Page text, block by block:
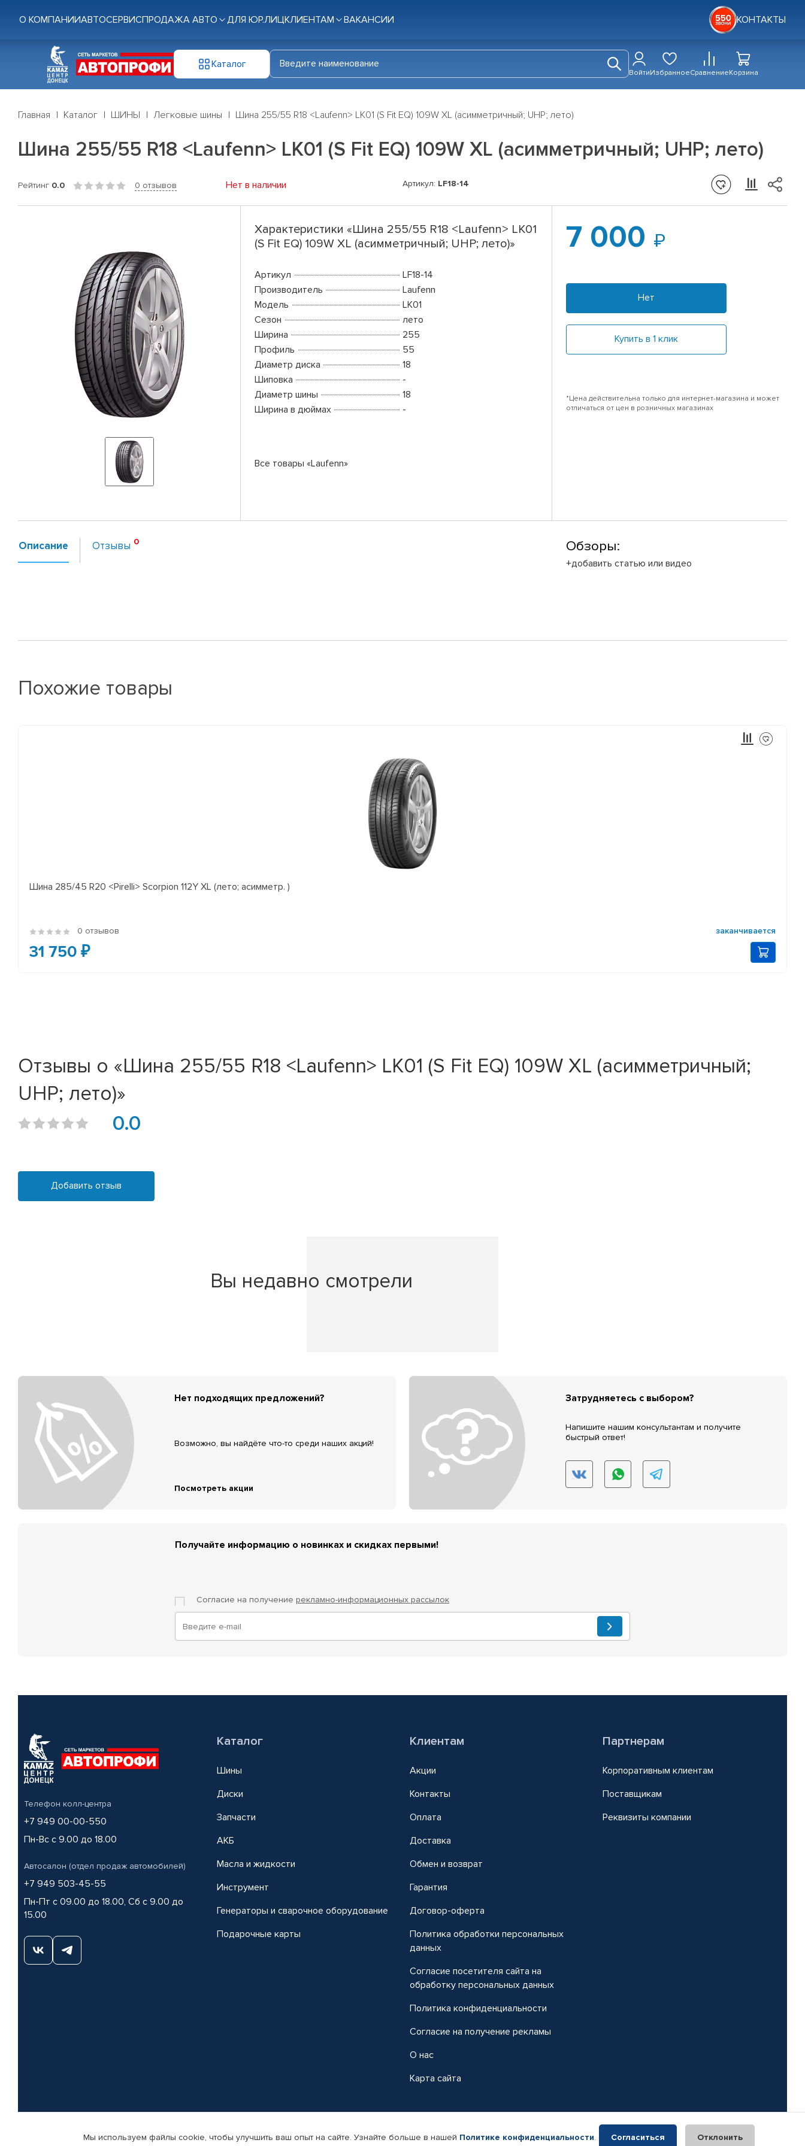
О КОМПАНИИАВТОСЕРВИСПРОДАЖА АВТО ДЛЯ ЮР.ЛИЦКЛИЕНТАМ ВАКАНСИИ КОНТАКТЫ
Каталог
ВойтиИзбранноеСравнениеКорзина
Главная Каталог ШИНЫ Легковые шины Шина 255/55 R18 <Laufenn> LK01 (S Fit EQ) 109W XL (асимметричный; UHP; лето)
Шина 255/55 R18 <Laufenn> LK01 (S Fit EQ) 109W XL (асимметричный; UHP; лето)
Рейтинг 0.0 0 отзывов Нет в наличии Артикул: LF18-14
Характеристики «Шина 255/55 R18 <Laufenn> LK01
(S Fit EQ) 109W XL (асимметричный; UHP; лето)»
Артикул
LF18-14
Производитель
Laufenn
Модель
LK01
Сезон
лето
Ширина
255
Профиль
55
Диаметр диска
18
Шиповка
-
Диаметр шины
18
Ширина в дюймах
-
Все товары «Laufenn»
7 000
Нет
Купить в 1 клик
*Цена действительна только для интернет-магазина и может
отличаться от цен в розничных магазинах
Описание Отзывы Обзоры:
+добавить статью или видео
Похожие товары
Шина 285/45 R20 <Pirelli> Scorpion 112Y XL (лето; асимметр. )
0 отзывов заканчивается
31 750 ₽
Отзывы о «Шина 255/55 R18 <Laufenn> LK01 (S Fit EQ) 109W XL (асимметричный;
UHP; лето)»
0.0
Добавить отзыв
Вы недавно смотрели
Нет подходящих предложений?
Возможно, вы найдёте что-то среди наших акций!
Посмотреть акции
Затрудняетесь с выбором?
Напишите нашим консультантам и получите
быстрый ответ!
Получайте информацию о новинках и скидках первыми!
Согласие на получение рекламно-информационных рассылок
Телефон колл-центра
+7 949 00-00-550
Пн-Вс с 9.00 до 18.00
Автосалон (отдел продаж автомобилей)
+7 949 503-45-55
Пн-Пт с 09.00 до 18.00, Сб с 9.00 до
15.00
Каталог
Шины
Диски
Запчасти
АКБ
Масла и жидкости
Инструмент
Генераторы и сварочное оборудование
Подарочные карты
Клиентам
Акции
Контакты
Оплата
Доставка
Обмен и возврат
Гарантия
Договор-оферта
Политика обработки персональных
данных
Согласие посетителя сайта на
обработку персональных данных
Политика конфиденциальности
Согласие на получение рекламы
О нас
Карта сайта
Партнерам
Корпоративным клиентам
Поставщикам
Реквизиты компании
© КАМАЗ ЦЕНТР ДОНЕЦК, 2015-2026. Все права защищены. Интернет-магазин автомобильных товаров Автопрофи.
Мы используем файлы cookie, чтобы улучшить ваш опыт на сайте. Узнайте больше в нашей Политике конфиденциальности. Согласиться Отклонить